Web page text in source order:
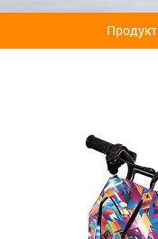
Продукт